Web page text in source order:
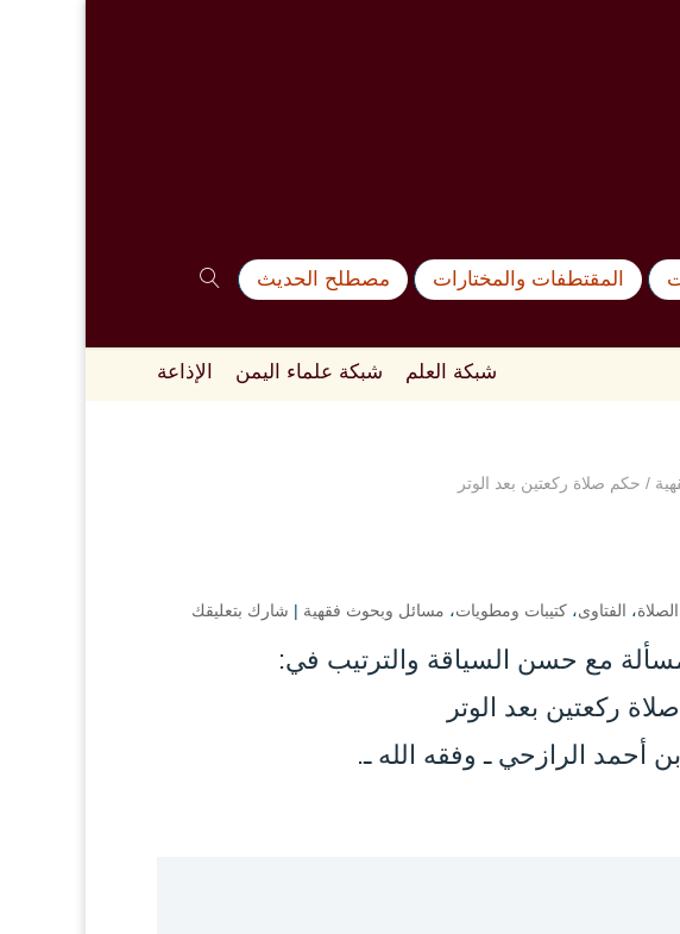
المقتطفات والمختارات مصطلح الحديث
شبكة العلم شبكة علماء اليمن الإذاعة
/ حكم صلاة ركعتين بعد الوتر
الصلاة، الفتاوى، كتيبات ومطويات، مسائل وبحوث فقهية | شارك بتعليقك
مع حسن السياقة والترتيب في:
ركعتين بعد الوتر
أحمد الرازحي ـ وفقه الله ـ.